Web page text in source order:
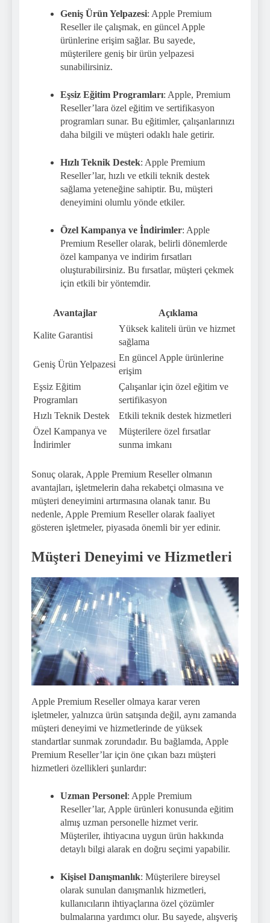
Geniş Ürün Yelpazesi: Apple Premium
Reseller ile çalışmak, en güncel Apple
ürünlerine erişim sağlar. Bu sayede,
müşterilere geniş bir ürün yelpazesi
sunabilirsiniz.
Eşsiz Eğitim Programları: Apple, Premium
Reseller’lara özel eğitim ve sertifikasyon
programları sunar. Bu eğitimler, çalışanlarınızı
daha bilgili ve müşteri odaklı hale getirir.
Hızlı Teknik Destek: Apple Premium
Reseller’lar, hızlı ve etkili teknik destek
sağlama yeteneğine sahiptir. Bu, müşteri
deneyimini olumlu yönde etkiler.
Özel Kampanya ve İndirimler: Apple
Premium Reseller olarak, belirli dönemlerde
özel kampanya ve indirim fırsatları
oluşturabilirsiniz. Bu fırsatlar, müşteri çekmek
için etkili bir yöntemdir.
Avantajlar Açıklama
Kalite Garantisi
Yüksek kaliteli ürün ve hizmet
sağlama
Geniş Ürün Yelpazesi
En güncel Apple ürünlerine
erişim
Eşsiz Eğitim
Programları
Çalışanlar için özel eğitim ve
sertifikasyon
Hızlı Teknik Destek
Etkili teknik destek hizmetleri
Özel Kampanya ve
İndirimler
Müşterilere özel fırsatlar
sunma imkanı
Sonuç olarak, Apple Premium Reseller olmanın
avantajları, işletmelerin daha rekabetçi olmasına ve
müşteri deneyimini artırmasına olanak tanır. Bu
nedenle, Apple Premium Reseller olarak faaliyet
gösteren işletmeler, piyasada önemli bir yer edinir.
Müşteri Deneyimi ve Hizmetleri
Apple Premium Reseller olmaya karar veren
işletmeler, yalnızca ürün satışında değil, aynı zamanda
müşteri deneyimi ve hizmetlerinde de yüksek
standartlar sunmak zorundadır. Bu bağlamda, Apple
Premium Reseller’lar için öne çıkan bazı müşteri
hizmetleri özellikleri şunlardır:
Uzman Personel: Apple Premium
Reseller’lar, Apple ürünleri konusunda eğitim
almış uzman personelle hizmet verir.
Müşteriler, ihtiyacına uygun ürün hakkında
detaylı bilgi alarak en doğru seçimi yapabilir.
Kişisel Danışmanlık: Müşterilere bireysel
olarak sunulan danışmanlık hizmetleri,
kullanıcıların ihtiyaçlarına özel çözümler
bulmalarına yardımcı olur. Bu sayede, alışveriş